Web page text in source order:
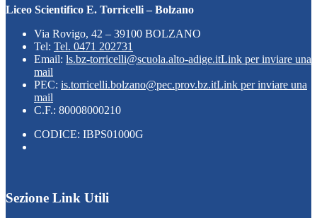
Liceo Scientifico E. Torricelli – Bolzano
Via Rovigo, 42 – 39100 BOLZANO
Tel: Tel. 0471 202731
Email: ls.bz-torricelli@scuola.alto-adige.itLink per inviare una
mail
PEC: is.torricelli.bolzano@pec.prov.bz.itLink per inviare una
mail
C.F.: 80008000210
CODICE: IBPS01000G
Sezione Link Utili